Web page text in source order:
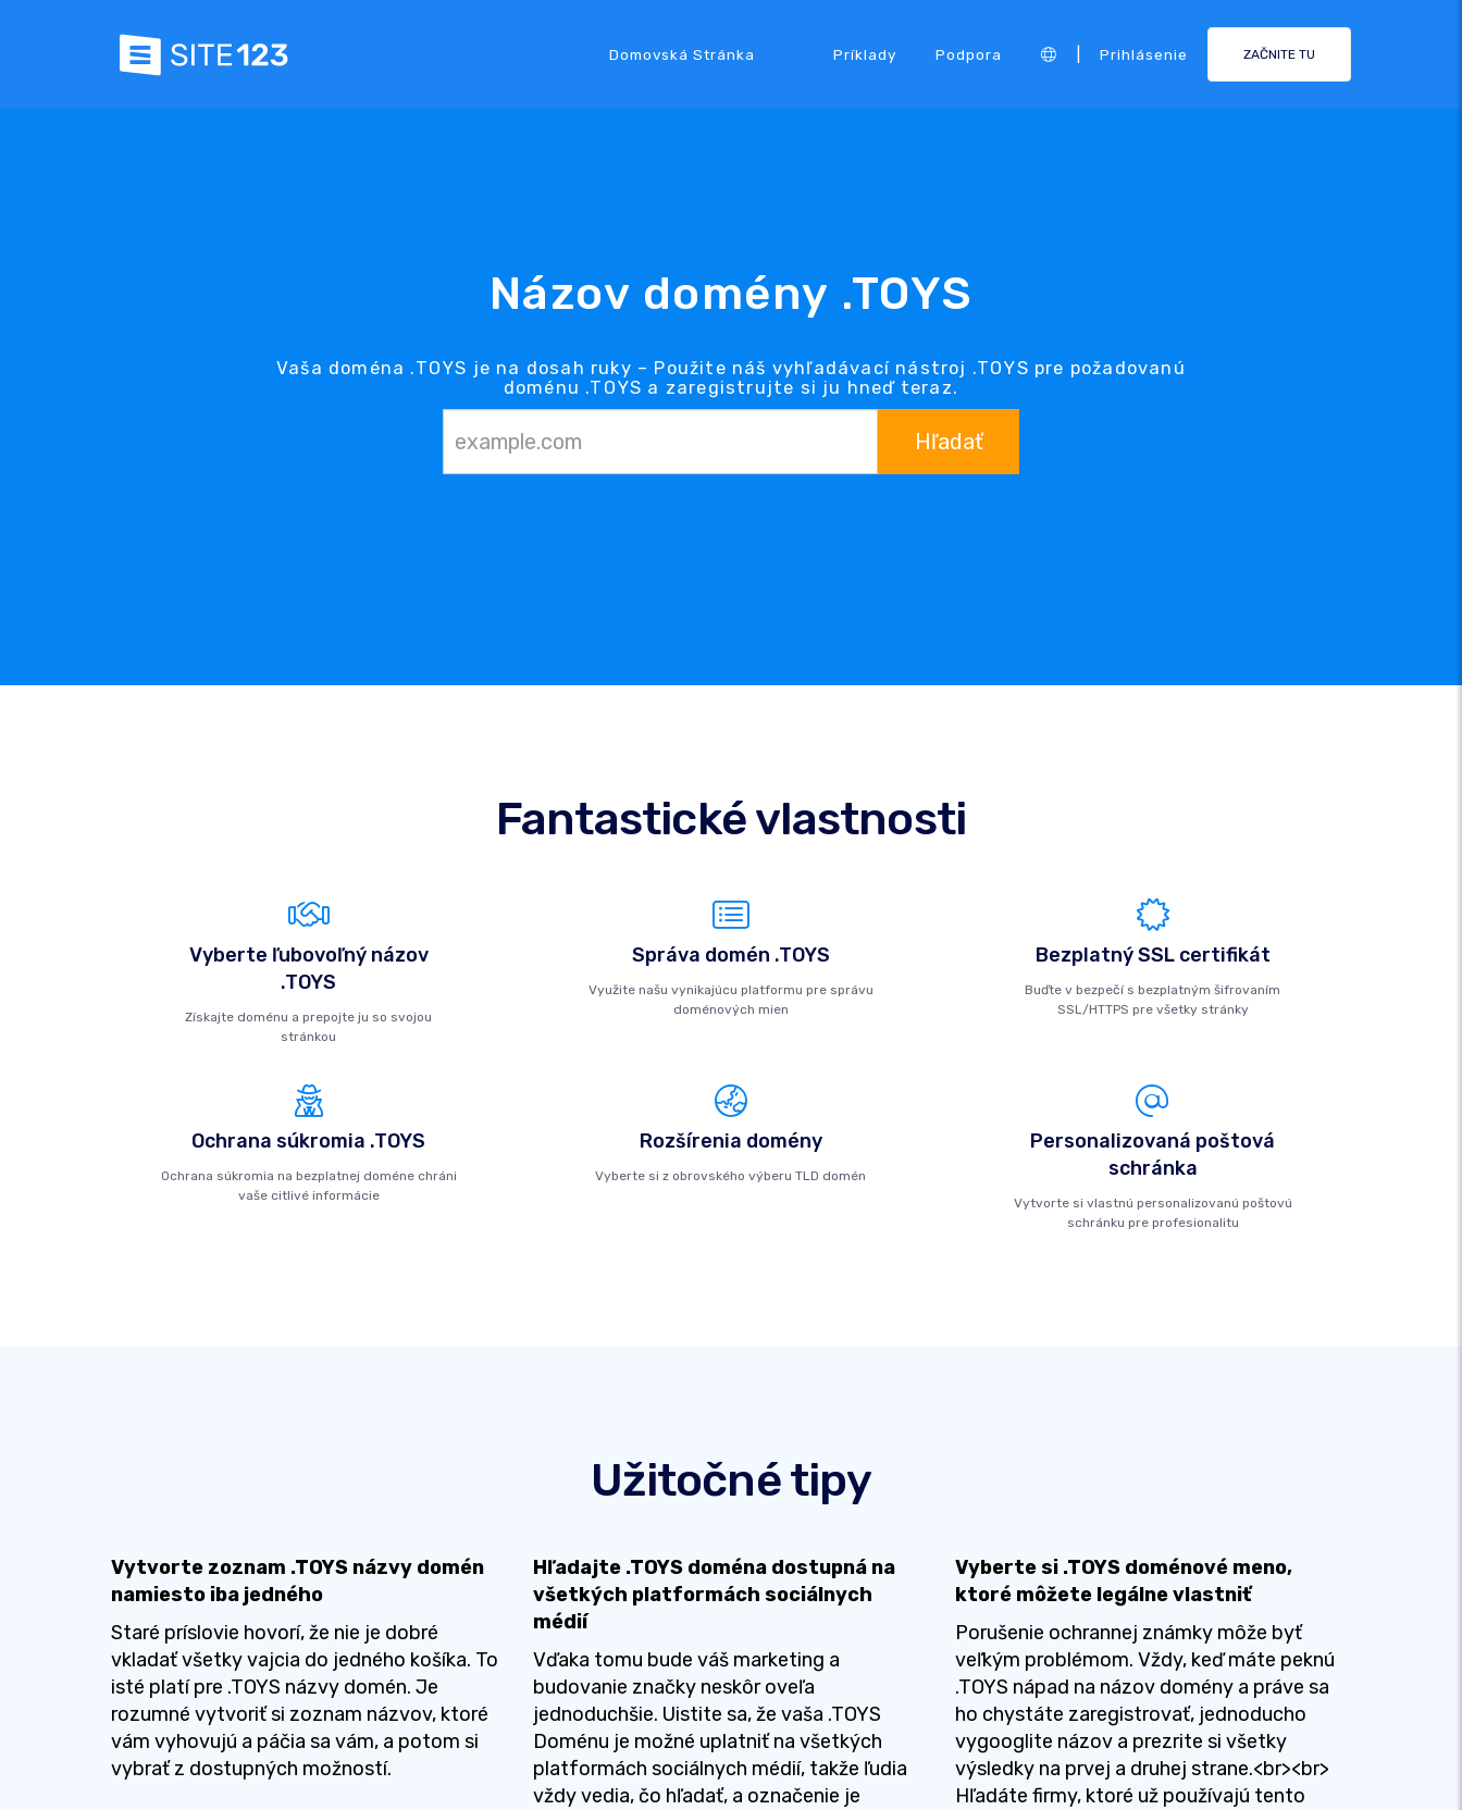
Domovská Stránka Príklady Podpora Prihlásenie ZAČNITE TU
Názov domény .TOYS
Vaša doména .TOYS je na dosah ruky – Použite náš vyhľadávací nástroj .TOYS pre požadovanú
doménu .TOYS a zaregistrujte si ju hneď teraz.
Hľadať
Fantastické vlastnosti
Vyberte ľubovoľný názov
.TOYS
Získajte doménu a prepojte ju so svojou
stránkou
Správa domén .TOYS
Využite našu vynikajúcu platformu pre správu
doménových mien
Bezplatný SSL certifikát
Buďte v bezpečí s bezplatným šifrovaním
SSL/HTTPS pre všetky stránky
Ochrana súkromia .TOYS
Ochrana súkromia na bezplatnej doméne chráni
vaše citlivé informácie
Rozšírenia domény
Vyberte si z obrovského výberu TLD domén
Personalizovaná poštová
schránka
Vytvorte si vlastnú personalizovanú poštovú
schránku pre profesionalitu
Užitočné tipy
Vytvorte zoznam .TOYS názvy domén
namiesto iba jedného
Staré príslovie hovorí, že nie je dobré
vkladať všetky vajcia do jedného košíka. To
isté platí pre .TOYS názvy domén. Je
rozumné vytvoriť si zoznam názvov, ktoré
vám vyhovujú a páčia sa vám, a potom si
vybrať z dostupných možností.
Hľadajte .TOYS doména dostupná na
všetkých platformách sociálnych
médií
Vďaka tomu bude váš marketing a
budovanie značky neskôr oveľa
jednoduchšie. Uistite sa, že vaša .TOYS
Doménu je možné uplatniť na všetkých
platformách sociálnych médií, takže ľudia
vždy vedia, čo hľadať, a označenie je
Vyberte si .TOYS doménové meno,
ktoré môžete legálne vlastniť
Porušenie ochrannej známky môže byť
veľkým problémom. Vždy, keď máte peknú
.TOYS nápad na názov domény a práve sa
ho chystáte zaregistrovať, jednoducho
vygooglite názov a prezrite si všetky
výsledky na prvej a druhej strane.<br><br>
Hľadáte firmy, ktoré už používajú tento